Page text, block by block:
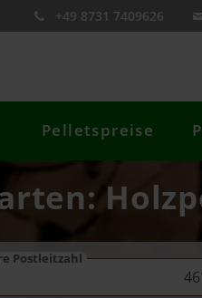
+49 8731 7409626
Pelletspreise
Postleitzahl